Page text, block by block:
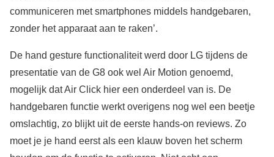
communiceren met smartphones middels handgebaren,
zonder het apparaat aan te raken’.
De hand gesture functionaliteit werd door LG tijdens de
presentatie van de G8 ook wel Air Motion genoemd,
mogelijk dat Air Click hier een onderdeel van is. De
handgebaren functie werkt overigens nog wel een beetje
omslachtig, zo blijkt uit de eerste hands-on reviews. Zo
moet je je hand eerst als een klauw boven het scherm